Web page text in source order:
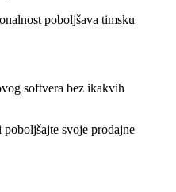
poboljšava timsku
softvera bez ikakvih
svoje prodajne